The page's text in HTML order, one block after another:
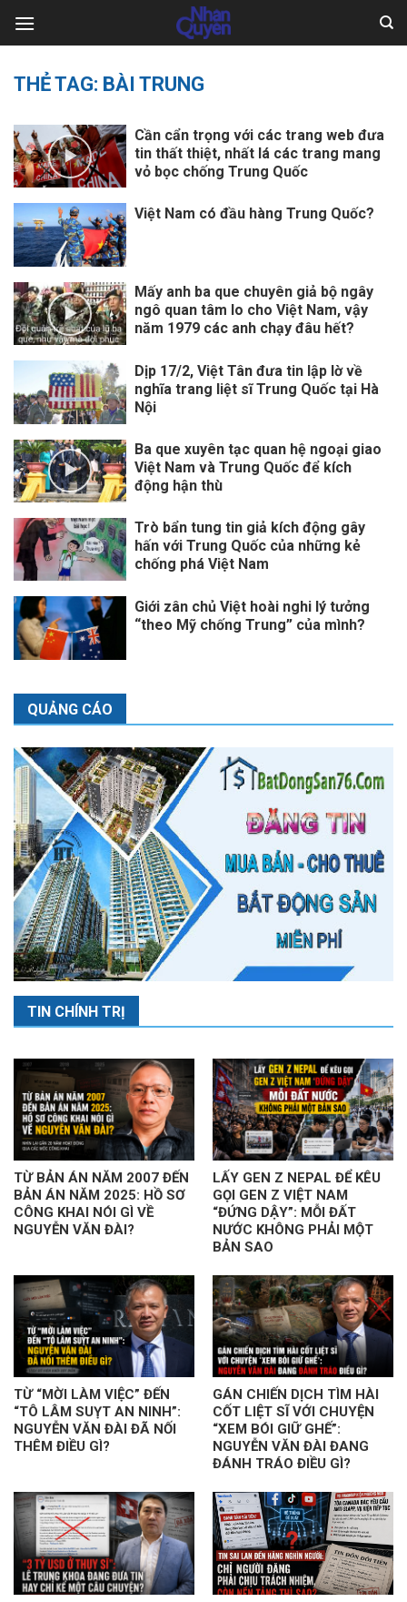
THẺ TAG: BÀI TRUNG
Cần cẩn trọng với các trang web đưa
tin thất thiệt, nhất lá các trang mang
vỏ bọc chống Trung Quốc
Việt Nam có đầu hàng Trung Quốc?
Mấy anh ba que chuyên giả bộ ngây
ngô quan tâm lo cho Việt Nam, vậy
năm 1979 các anh chạy đâu hết?
Dịp 17/2, Việt Tân đưa tin lập lờ về
nghĩa trang liệt sĩ Trung Quốc tại Hà
Nội
Ba que xuyên tạc quan hệ ngoại giao
Việt Nam và Trung Quốc để kích
động hận thù
Trò bẩn tung tin giả kích động gây
hấn với Trung Quốc của những kẻ
chống phá Việt Nam
Giới zân chủ Việt hoài nghi lý tưởng
“theo Mỹ chống Trung” của mình?
QUẢNG CÁO
TIN CHÍNH TRỊ
TỪ BẢN ÁN NĂM 2007 ĐẾN
BẢN ÁN NĂM 2025: HỒ SƠ
CÔNG KHAI NÓI GÌ VỀ
NGUYỄN VĂN ĐÀI?
LẤY GEN Z NEPAL ĐỂ KÊU
GỌI GEN Z VIỆT NAM
“ĐỨNG DẬY”: MỖI ĐẤT
NƯỚC KHÔNG PHẢI MỘT
BẢN SAO
TỪ “MỜI LÀM VIỆC” ĐẾN
“TÔ LÂM SUỴT AN NINH”:
NGUYỄN VĂN ĐÀI ĐÃ NỐI
THÊM ĐIỀU GÌ?
GÁN CHIẾN DỊCH TÌM HÀI
CỐT LIỆT SĨ VỚI CHUYỆN
“XEM BÓI GIỮ GHẾ”:
NGUYỄN VĂN ĐÀI ĐANG
ĐÁNH TRÁO ĐIỀU GÌ?